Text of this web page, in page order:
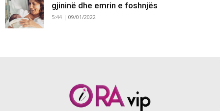
gjininë dhe emrin e foshnjës
5:44 | 09/01/2022